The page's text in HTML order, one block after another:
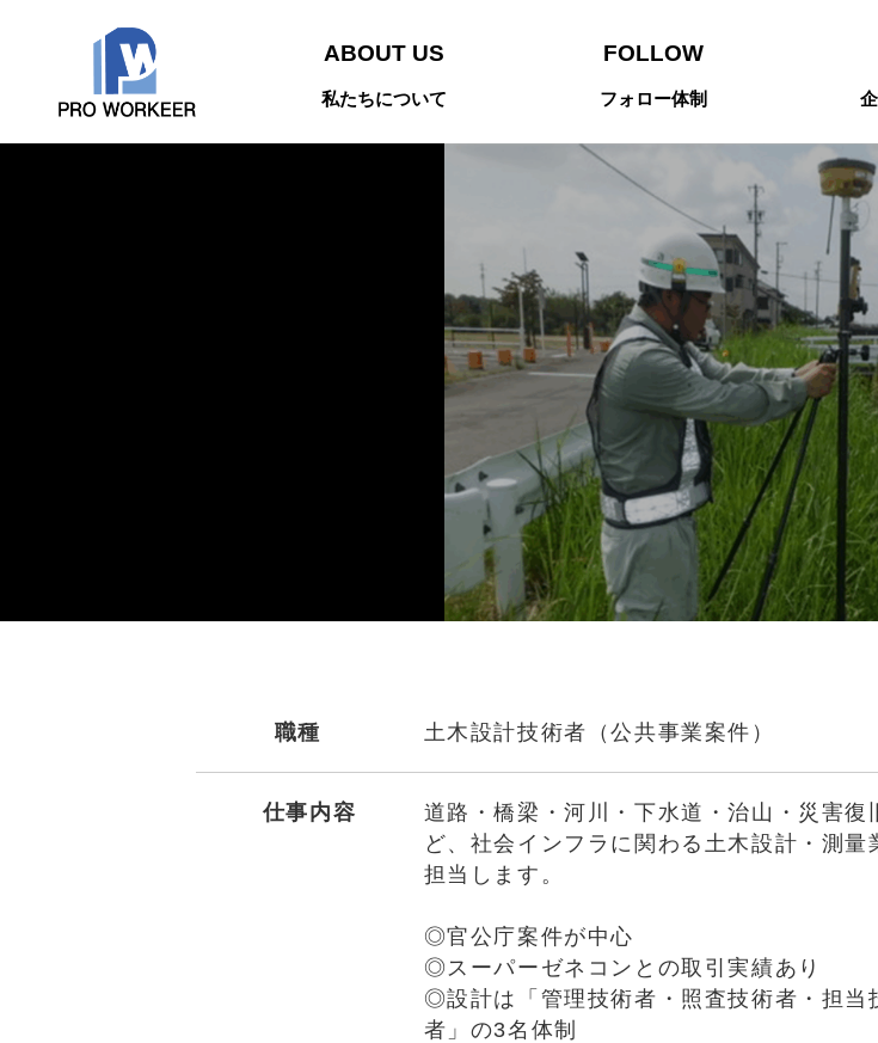
ABOUT US
私たちについて
FOLLOW
フォロー体制
職種 土木設計技術者（公共事業案件）
仕事内容
道路・橋梁・河川・下水道・治山・災害復
ど、社会インフラに関わる土木設計・測量
担当します。
◎官公庁案件が中心
◎スーパーゼネコンとの取引実績あり
◎設計は「管理技術者・照査技術者・担当
者」の3名体制